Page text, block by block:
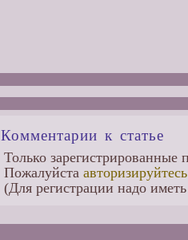
Комментарии к статье
Только зарегистрированные
Пожалуйстаавторизируйтесь
(Для регистрации надо